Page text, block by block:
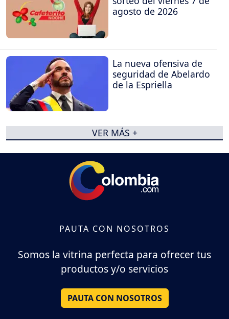
agosto de 2026
La nueva ofensiva de
seguridad de Abelardo
de la Espriella
VER MÁS +
PAUTA CON NOSOTROS
Somos la vitrina perfecta para ofrecer tus
productos y/o servicios
PAUTA CON NOSOTROS